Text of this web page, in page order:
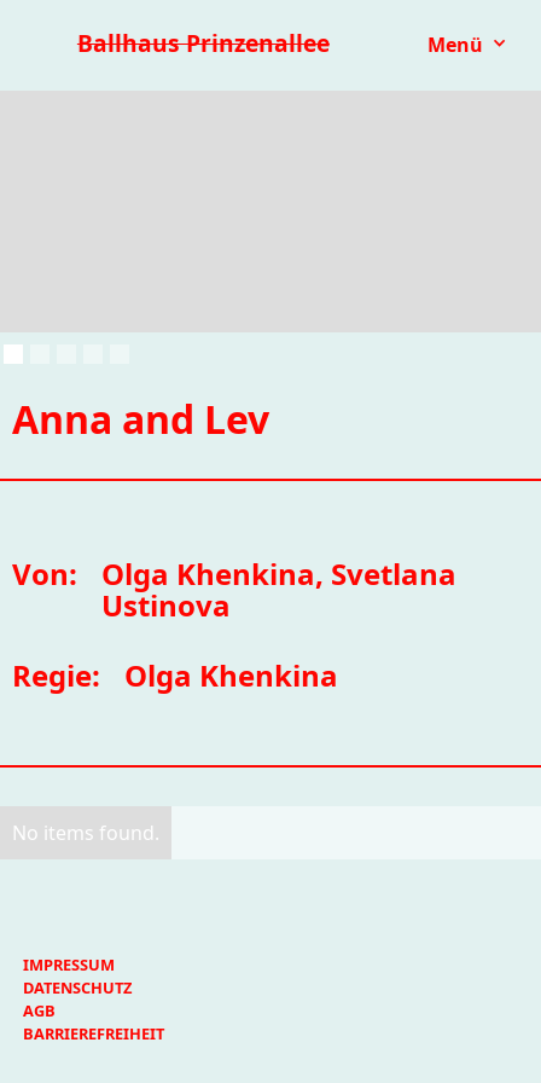
Ballhaus Prinzenallee Menü
Kinder- & Jugendtheater mit.mach.bühne
Anna and Lev
Von: Olga Khenkina, Svetlana
Ustinova
Regie:
Olga Khenkina
No items found.
IMPRESSUM
DATENSCHUTZ
AGB
BARRIEREFREIHEIT